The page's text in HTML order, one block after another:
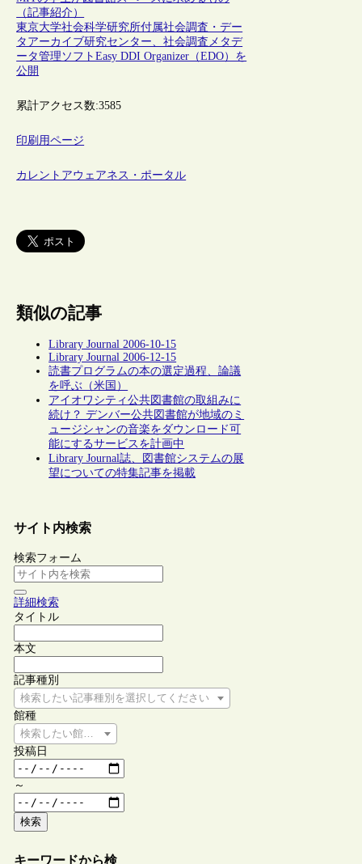
（記事紹介）
東京大学社会科学研究所付属社会調査・デー
タアーカイブ研究センター、社会調査メタデ
ータ管理ソフトEasy DDI Organizer（EDO）を
公開
累計アクセス数:3585
印刷用ページ
カレントアウェアネス・ポータル
類似の記事
Library Journal 2006-10-15
Library Journal 2006-12-15
読書プログラムの本の選定過程、論議
を呼ぶ（米国）
アイオワシティ公共図書館の取組みに
続け？ デンバー公共図書館が地域のミ
ュージシャンの音楽をダウンロード可
能にするサービスを計画中
Library Journal誌、図書館システムの展
望についての特集記事を掲載
サイト内検索
検索フォーム
詳細検索
タイトル
本文
記事種別
検索したい記事種別を選択してください
館種
検索したい館種を選択してください
投稿日
～
検索
キーワードから検